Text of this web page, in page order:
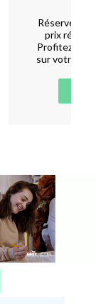
Réservez
prix réduit
Profitez de -
sur votre